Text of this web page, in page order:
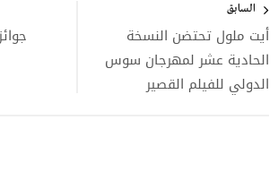
المقالات
السابق
أيت ملول تحتضن النسخة
الحادية عشر لمهرجان سوس
الدولي للفيلم القصير